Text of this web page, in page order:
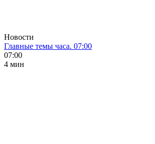
Новости
Главные темы часа. 07:00
07:00
4 мин